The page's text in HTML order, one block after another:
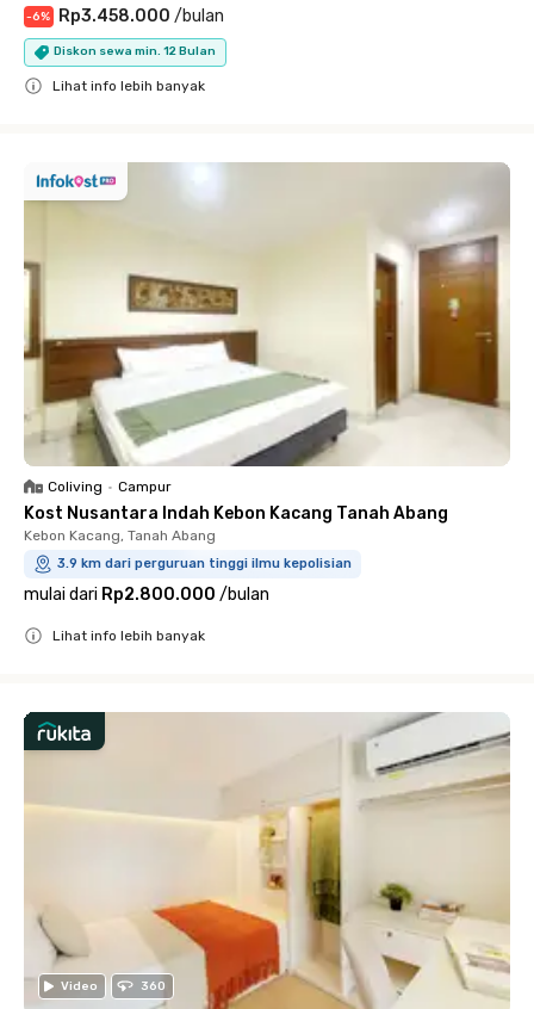
-6% Rp3.458.000 /bulan
Diskon sewa min. 12 Bulan
Lihat info lebih banyak
Coliving • Campur
Kost Nusantara Indah Kebon Kacang Tanah Abang
Kebon Kacang, Tanah Abang
3.9 km dari perguruan tinggi ilmu kepolisian
mulai dari Rp2.800.000 /bulan
Lihat info lebih banyak
Video 360